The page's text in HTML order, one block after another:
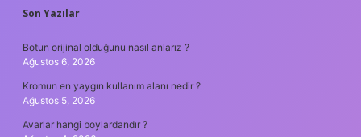
SIDEBAR
Son Yazılar
Botun orijinal olduğunu nasıl anlarız ?
Ağustos 6, 2026
Kromun en yaygın kullanım alanı nedir ?
Ağustos 5, 2026
Avarlar hangi boylardandır ?